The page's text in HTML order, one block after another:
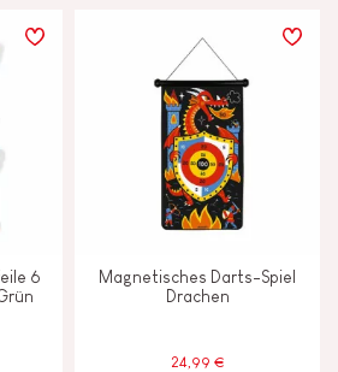
6
Magnetisches Darts-Spiel
Drachen
24,99 €